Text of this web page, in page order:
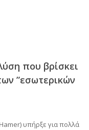
που βρίσκει
”εσωτερικών
υπήρξε για πολλά